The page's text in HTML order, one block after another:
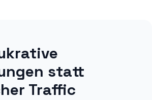
statt
Traffic